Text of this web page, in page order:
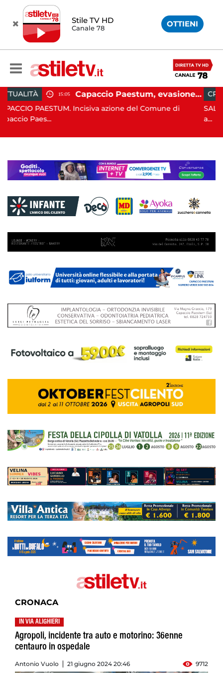
Stile TV HD
Canale 78 OTTIENI
Capaccio Paestum, evasione tassa di soggiorno: scoperte 49 strutture fantasma, elevate 132 sanzioni
Incisiva azione del Comune di
CRONACA 13:55
SALERNO. E' stato
CRONACA
IN VIA ALIGHIERI
Agropoli, incidente tra auto e motorino: 36enne
centauro in ospedale
Antonio Vuolo 21 giugno 2024 20:46 9712